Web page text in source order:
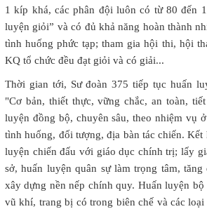
1 kíp khá, các phân đội luôn có từ 80 đến
luyện giỏi” và có đủ khả năng hoàn thành
tình huống phức tạp; tham gia hội thi, hội
KQ tổ chức đều đạt giỏi và có giải...
Thời gian tới, Sư đoàn 375 tiếp tục huấn
"Cơ bản, thiết thực, vững chắc, an toàn,
luyện đồng bộ, chuyên sâu, theo nhiệm vụ
tình huống, đối tượng, địa bàn tác chiến. Kết
luyện chiến đấu với giáo dục chính trị; lấy
sở, huấn luyện quân sự làm trọng tâm,
xây dựng nền nếp chính quy. Huấn luyện bộ
vũ khí, trang bị có trong biên chế và các